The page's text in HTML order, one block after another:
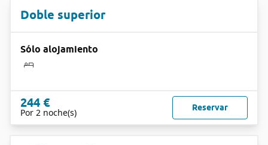
Doble superior
Sólo alojamiento
244 €
Por 2 noche(s) Reservar